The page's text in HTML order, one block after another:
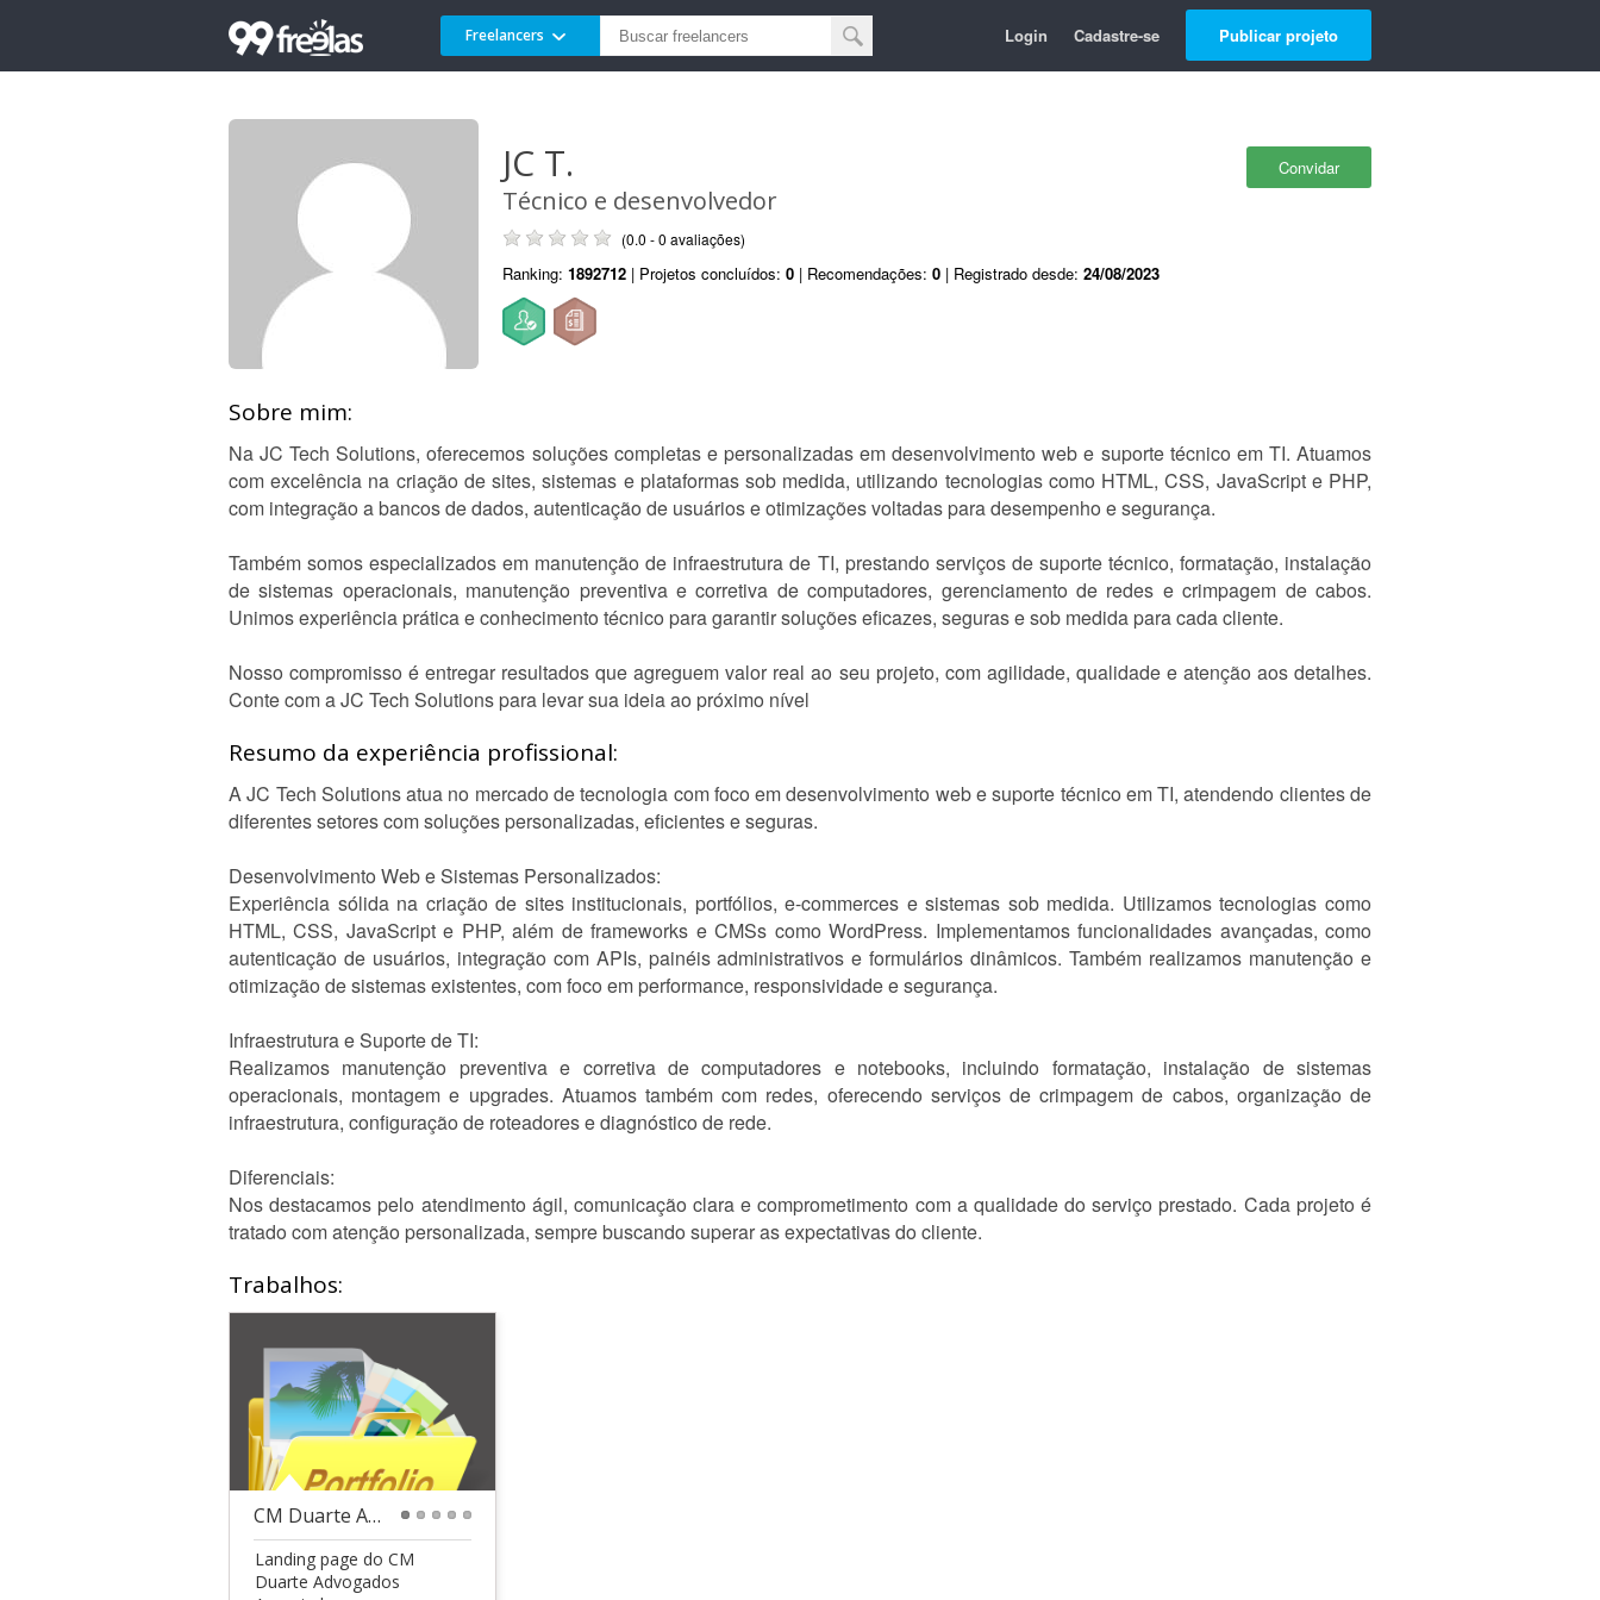
Freelancers Login Cadastre-se Publicar projeto
Convidar
JC T.
Técnico e desenvolvedor
(0.0 - 0 avaliações)
Ranking: 1892712 | Projetos concluídos: 0 | Recomendações: 0 | Registrado desde: 24/08/2023
Sobre mim:
Na JC Tech Solutions, oferecemos soluções completas e personalizadas em desenvolvimento web e suporte técnico em TI. Atuamos
com excelência na criação de sites, sistemas e plataformas sob medida, utilizando tecnologias como HTML, CSS, JavaScript e PHP,
com integração a bancos de dados, autenticação de usuários e otimizações voltadas para desempenho e segurança.
Também somos especializados em manutenção de infraestrutura de TI, prestando serviços de suporte técnico, formatação, instalação
de sistemas operacionais, manutenção preventiva e corretiva de computadores, gerenciamento de redes e crimpagem de cabos.
Unimos experiência prática e conhecimento técnico para garantir soluções eficazes, seguras e sob medida para cada cliente.
Nosso compromisso é entregar resultados que agreguem valor real ao seu projeto, com agilidade, qualidade e atenção aos detalhes.
Conte com a JC Tech Solutions para levar sua ideia ao próximo nível
Resumo da experiência profissional:
A JC Tech Solutions atua no mercado de tecnologia com foco em desenvolvimento web e suporte técnico em TI, atendendo clientes de
diferentes setores com soluções personalizadas, eficientes e seguras.
Desenvolvimento Web e Sistemas Personalizados:
Experiência sólida na criação de sites institucionais, portfólios, e-commerces e sistemas sob medida. Utilizamos tecnologias como
HTML, CSS, JavaScript e PHP, além de frameworks e CMSs como WordPress. Implementamos funcionalidades avançadas, como
autenticação de usuários, integração com APIs, painéis administrativos e formulários dinâmicos. Também realizamos manutenção e
otimização de sistemas existentes, com foco em performance, responsividade e segurança.
Infraestrutura e Suporte de TI:
Realizamos manutenção preventiva e corretiva de computadores e notebooks, incluindo formatação, instalação de sistemas
operacionais, montagem e upgrades. Atuamos também com redes, oferecendo serviços de crimpagem de cabos, organização de
infraestrutura, configuração de roteadores e diagnóstico de rede.
Diferenciais:
Nos destacamos pelo atendimento ágil, comunicação clara e comprometimento com a qualidade do serviço prestado. Cada projeto é
tratado com atenção personalizada, sempre buscando superar as expectativas do cliente.
Trabalhos:
CM Duarte Advogados Associados  Landing Page Resp
Landing page do CM
Duarte Advogados